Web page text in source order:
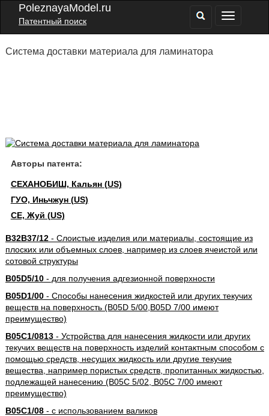
PoleznayaModel.ru
Патентный поиск
Система доставки материала для ламинатора
Авторы патента:
СЕХАНОБИШ, Кальян (US)
ГУО, Иньчжун (US)
СЕ, Жуй (US)
B32B37/12- Слоистые изделия или материалы, состоящие из
плоских или объемных слоев, например из слоев ячеистой или
сотовой структуры
B05D5/10- для получения адгезионной поверхности
B05D1/00- Способы нанесения жидкостей или других текучих
веществ на поверхность (B05D 5/00,B05D 7/00 имеют
преимущество)
B05C1/0813- Устройства для нанесения жидкости или других
текучих веществ на поверхность изделий контактным способом с
помощью средств, несущих жидкость или другие текучие
вещества, например пористых средств, пропитанных жидкостью,
подлежащей нанесению (B05C 5/02, B05C 7/00 имеют
преимущество)
B05C1/08- с использованием валиков